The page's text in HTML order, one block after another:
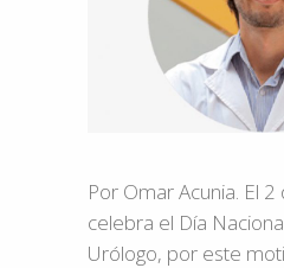
Por Omar Acunia. El
celebra el Día
Urólogo, por este